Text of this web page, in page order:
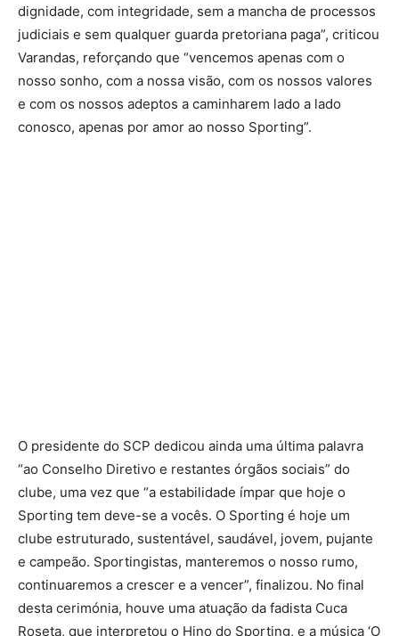
dignidade, com integridade, sem a mancha de processos
judiciais e sem qualquer guarda pretoriana paga”, criticou
Varandas, reforçando que “vencemos apenas com o
nosso sonho, com a nossa visão, com os nossos valores
e com os nossos adeptos a caminharem lado a lado
conosco, apenas por amor ao nosso Sporting”.
O presidente do SCP dedicou ainda uma última palavra
“ao Conselho Diretivo e restantes órgãos sociais” do
clube, uma vez que “a estabilidade ímpar que hoje o
Sporting tem deve-se a vocês. O Sporting é hoje um
clube estruturado, sustentável, saudável, jovem, pujante
e campeão. Sportingistas, manteremos o nosso rumo,
continuaremos a crescer e a vencer”, finalizou. No final
desta cerimónia, houve uma atuação da fadista Cuca
Roseta, que interpretou o Hino do Sporting, e a música ‘O